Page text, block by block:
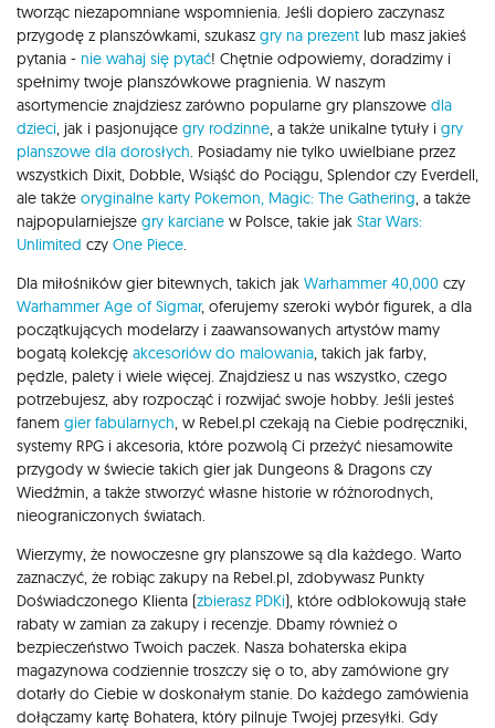
tworząc niezapomniane wspomnienia. Jeśli dopiero zaczynasz
przygodę z planszówkami, szukasz gry na prezent lub masz jakieś
pytania - nie wahaj się pytać! Chętnie odpowiemy, doradzimy i
spełnimy twoje planszówkowe pragnienia. W naszym
asortymencie znajdziesz zarówno popularne gry planszowe dla
dzieci , jak i pasjonujące gry rodzinne , a także unikalne tytuły i gry
planszowe dla dorosłych . Posiadamy nie tylko uwielbiane przez
wszystkich Dixit, Dobble, Wsiąść do Pociągu, Splendor czy Everdell,
ale także oryginalne karty Pokemon, Magic: The Gathering , a także
najpopularniejsze gry karciane w Polsce, takie jak Star Wars:
Unlimited czy One Piece
Dla miłośników gier bitewnych, takich jak Warhammer 40,000 czy
Warhammer Age of Sigmar, oferujemy szeroki wybór figurek, a dla
początkujących modelarzy i zaawansowanych artystów mamy
bogatą kolekcję akcesoriów do malowania , takich jak farby,
pędzle, palety i wiele więcej. Znajdziesz u nas wszystko, czego
potrzebujesz, aby rozpocząć i rozwijać swoje hobby. Jeśli jesteś
fanem gier fabularnych , w Rebel.pl czekają na Ciebie podręczniki,
systemy RPG i akcesoria, które pozwolą Ci przeżyć niesamowite
przygody w świecie takich gier jak Dungeons & Dragons czy
Wiedźmin, a także stworzyć własne historie w różnorodnych,
nieograniczonych światach.
Wierzymy, że nowoczesne gry planszowe są dla każdego. Warto
zaznaczyć, że robiąc zakupy na Rebel.pl, zdobywasz Punkty
Doświadczonego Klienta (zbierasz PDKi), które odblokowują stałe
rabaty w zamian za zakupy i recenzje. Dbamy również o
bezpieczeństwo Twoich paczek. Nasza bohaterska ekipa
magazynowa codziennie troszczy się o to, aby zamówione gry
dotarły do Ciebie w doskonałym stanie. Do każdego zamówienia
dołączamy kartę Bohatera, który pilnuje Twojej przesyłki. Gdy